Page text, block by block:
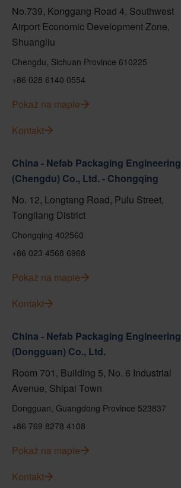
No.739, Konggang Road 4, Southwest
Airport Economic Development Zone,
Shuangliu
Chengdu, Sichuan Province 610225
+86 028 6140 0554
Pokaż na mapie
Kontakt
China - Nefab Packaging Engineering
(Chengdu) Co., Ltd. - Chongqing
No. 12, Longtang Road, Pulu Street,
Tongliang District
Chongqing 402560
+86 023 4568 6968
Pokaż na mapie
Kontakt
China - Nefab Packaging Engineering
(Dongguan) Co., Ltd.
Room 701, Building 5, No. 6 Industrial
Avenue, Shipai Town
Dongguan, Guangdong Province 523837
+86 769 8278 4108
Pokaż na mapie
Kontakt